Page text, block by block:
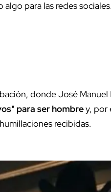
para las redes sociales.
donde José
para ser hombrey, por
recibidas.